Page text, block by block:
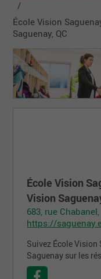
École Vision
Saguenay, QC
École Vision
Vision
683, rue
https://
Suivez École Vision
Saguenay sur les